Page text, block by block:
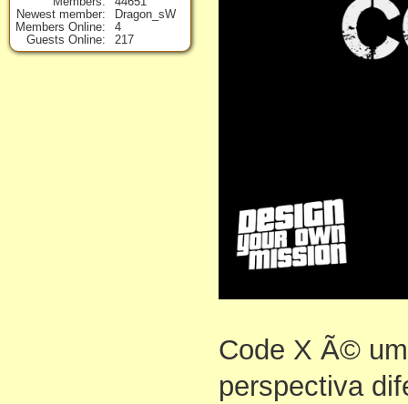
Code X Ã©
perspectiva
Newest member
Dragon_sW
Members Online
4
Guests Online
217